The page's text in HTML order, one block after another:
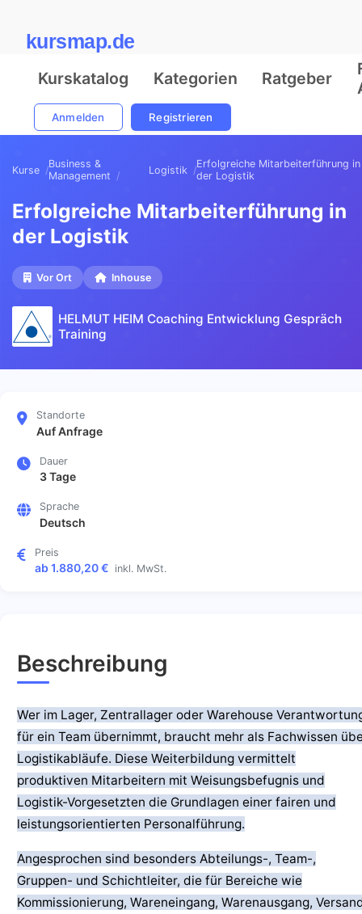
kursmap.de
Kurskatalog Kategorien Ratgeber
Anmelden Registrieren
Kurse
Business &
Management
Logistik
Erfolgreiche Mitarbeiterführung in
der Logistik
Erfolgreiche Mitarbeiterführung in
der Logistik
Vor Ort Inhouse
HELMUT HEIM Coaching Entwicklung Gespräch
Training
Standorte
Auf Anfrage
Dauer
3 Tage
Sprache
Deutsch
Preis
ab 1.880,20 € inkl. MwSt.
Beschreibung
Wer im Lager, Zentrallager oder Warehouse
für ein Team übernimmt, braucht mehr als Fachwissen
Logistikabläufe. Diese Weiterbildung vermittelt
produktiven Mitarbeitern mit Weisungsbefugnis und
Logistik-Vorgesetzten die Grundlagen einer fairen und
leistungsorientierten Personalführung.
Angesprochen sind besonders Abteilungs-, Team-,
Gruppen- und Schichtleiter, die für Bereiche wie
Kommissionierung, Wareneingang, Warenausgang,